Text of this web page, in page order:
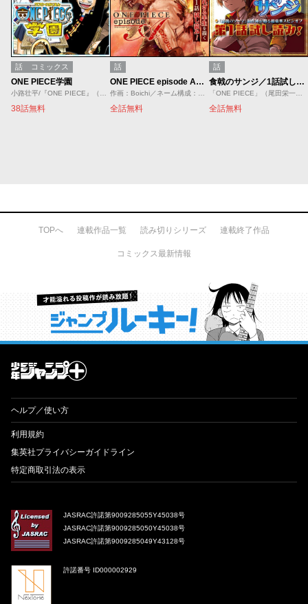
話 コミックス
ONE PIECE学園
38話無料
話
ONE PIECE episode A／1話試し読み
全話無料
話
食戟のサンジ／1話試し読み
全話無料
TOPへ 連載作品一覧 読み切りシリーズ 連載終了作品
コミックス最新情報
才能溢れる投稿作が読み放題！ ジャンプルーキー！
ヘルプ／使い方
利用規約
集英社プライバシーガイドライン
特定商取引法の表示
JASRAC許諾第9009285055Y45038号
JASRAC許諾第9009285050Y45038号
JASRAC許諾第9009285049Y43128号
許諾番号 ID000002929